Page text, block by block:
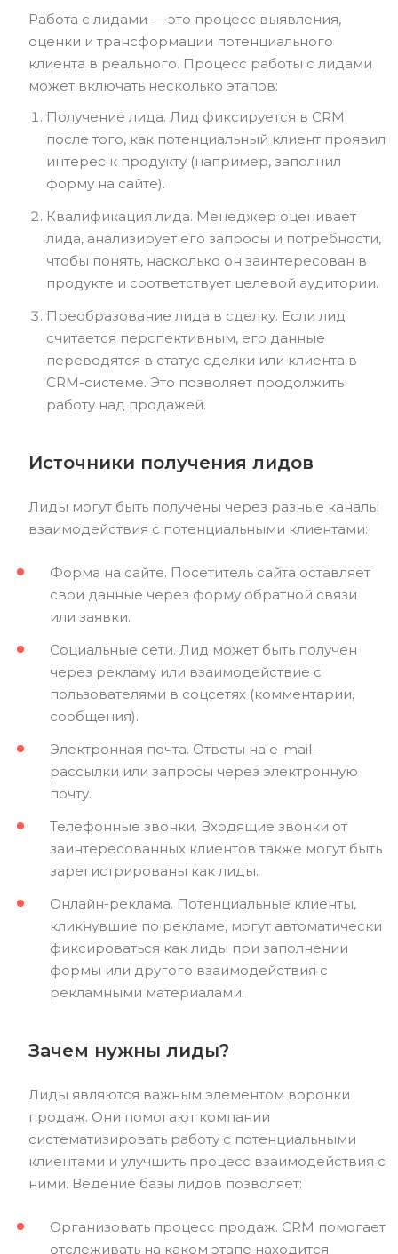
Работа с лидами — это процесс выявления,
оценки и трансформации потенциального
клиента в реального. Процесс работы с лидами
может включать несколько этапов:
Получение лида. Лид фиксируется в CRM
после того, как потенциальный клиент проявил
интерес к продукту (например, заполнил
форму на сайте).
Квалификация лида. Менеджер оценивает
лида, анализирует его запросы и потребности,
чтобы понять, насколько он заинтересован в
продукте и соответствует целевой аудитории.
Преобразование лида в сделку. Если лид
считается перспективным, его данные
переводятся в статус сделки или клиента в
CRM-системе. Это позволяет продолжить
работу над продажей.
Источники получения лидов
Лиды могут быть получены через разные каналы
взаимодействия с потенциальными клиентами:
Форма на сайте. Посетитель сайта оставляет
свои данные через форму обратной связи
или заявки.
Социальные сети. Лид может быть получен
через рекламу или взаимодействие с
пользователями в соцсетях (комментарии,
сообщения).
Электронная почта. Ответы на e-mail-
рассылки или запросы через электронную
почту.
Телефонные звонки. Входящие звонки от
заинтересованных клиентов также могут быть
зарегистрированы как лиды.
Онлайн-реклама. Потенциальные клиенты,
кликнувшие по рекламе, могут автоматически
фиксироваться как лиды при заполнении
формы или другого взаимодействия с
рекламными материалами.
Зачем нужны лиды?
Лиды являются важным элементом воронки
продаж. Они помогают компании
систематизировать работу с потенциальными
клиентами и улучшить процесс взаимодействия с
ними. Ведение базы лидов позволяет:
Организовать процесс продаж. CRM помогает
отслеживать на каком этапе находится